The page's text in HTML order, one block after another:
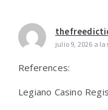
julio 9, 2026 a
References:
Legiano Casino